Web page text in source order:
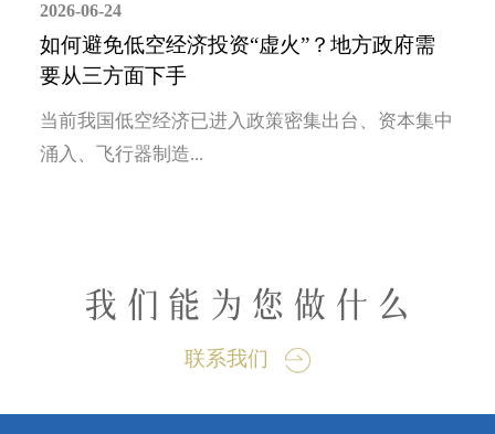
2026-06-24
如何避免低空经济投资“虚火”？地方政府需
要从三方面下手
当前我国低空经济已进入政策密集出台、资本集中
涌入、飞行器制造...
我们能为您做什么
联系我们